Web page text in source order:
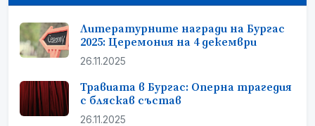
Литературните награди на Бургас
2025: Церемония на 4 декември
26.11.2025
Травиата в Бургас: Оперна трагедия
с бляскав състав
26.11.2025